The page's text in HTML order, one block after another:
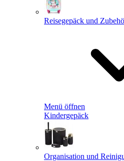
Reisegepäck und
Menü öffnen
Kindergepäck
Organisation und